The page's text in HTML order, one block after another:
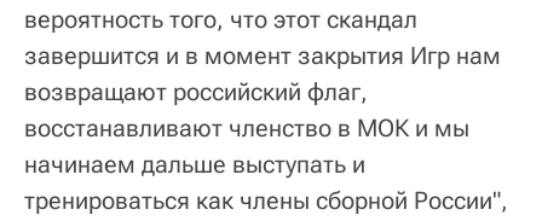
вероятность того, что этот скандал
завершится и в момент закрытия Игр нам
возвращают российский флаг,
восстанавливают членство в МОК и мы
начинаем дальше выступать и
тренироваться как члены сборной России",